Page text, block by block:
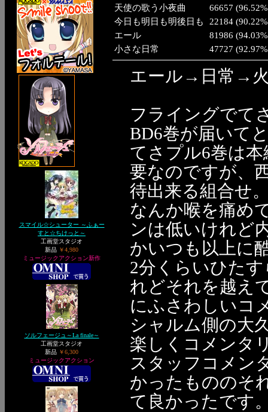
スマイル☆シューター ～ふぁー
すと☆ちけっと～
工画堂スタジオ
新品 ￥4,980
ミュージックアクション新作
ソルフェージュ～La finale～
工画堂スタジオ
新品 ￥6,300
ミュージックアクション
天使の歌う小夜曲
66657 (96.52%
今日も明日も明後日も
22184 (90.22%
エール
81986 (94.03%
小さな日常
47727 (92.97%
エール→日常→
フライングでて
BD6巻が届いて
てさプル6巻は
要なのですが、
待出来る組合せ
なんか喉を痛め
ンは低いけれど
かいつも以上に
2分くらいひた
れどそれを越え
にふさわしいコ
シャルム側の大
楽しくコメンタ
スタッフコメン
かったもののそ
て良かったです